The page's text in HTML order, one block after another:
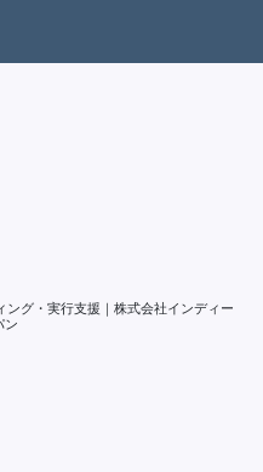
グ・実行支援｜株式会社インディー
ン